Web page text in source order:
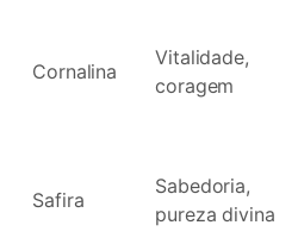
Cornalina
Vitalidade,
coragem
Safira
Sabedoria,
pureza divina